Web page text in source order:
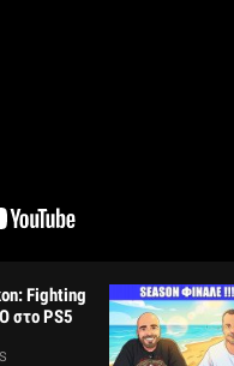
Fighting
στο PS5